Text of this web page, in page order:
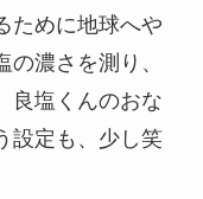
ために地球へや
濃さを測り、
良塩くんのおな
設定も、少し笑